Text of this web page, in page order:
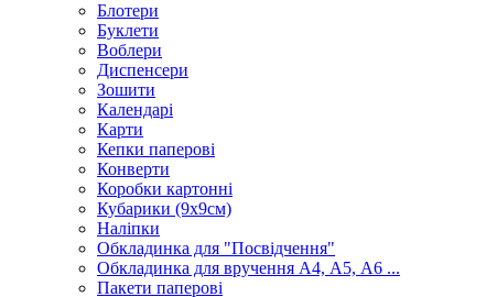
Блотери
Буклети
Воблери
Диспенсери
Зошити
Календарі
Карти
Кепки паперові
Конверти
Коробки картонні
Кубарики (9х9см)
Наліпки
Обкладинка для "Посвідчення"
Обкладинка для вручення А4, А5, А6 ...
Пакети паперові